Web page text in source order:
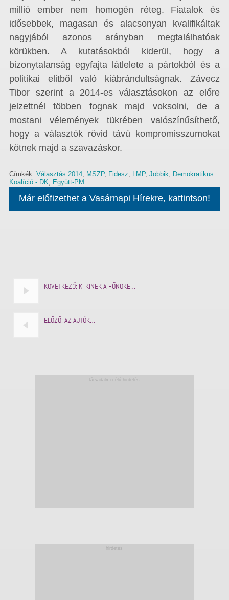
millió ember nem homogén réteg. Fiatalok és
idősebbek, magasan és alacsonyan kvalifikáltak
nagyjából azonos arányban megtalálhatóak
körükben. A kutatásokból kiderül, hogy a
bizonytalanság egyfajta látlelete a pártokból és a
politikai elitből való kiábrándultságnak. Závecz
Tibor szerint a 2014-es választásokon az előre
jelzettnél többen fognak majd voksolni, de a
mostani vélemények tükrében valószínűsíthető,
hogy a választók rövid távú kompromisszumokat
kötnek majd a szavazáskor.
Címkék: Választás 2014, MSZP, Fidesz, LMP, Jobbik, Demokratikus
Koalíció - DK, Együtt-PM
Már előfizethet a Vasárnapi Hírekre, kattintson!
KÖVETKEZŐ: KI KINEK A FŐNÖKE…
ELŐZŐ: AZ AJTÓK…
társadalmi célú hirdetés
hirdetés